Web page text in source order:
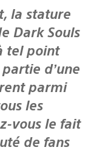
Dark Souls
tel point
d’une
parmi
les
vous le fait
de fans